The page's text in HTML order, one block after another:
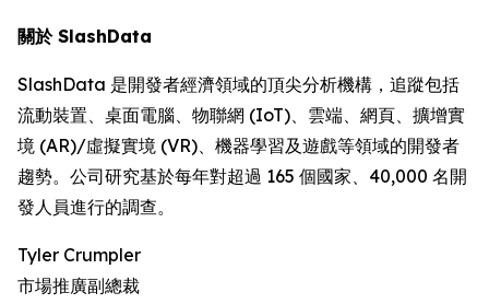
關於 SlashData
SlashData 是開發者經濟領域的頂尖分析機構，追蹤包括
流動裝置、桌面電腦、物聯網 (IoT)、雲端、網頁、擴增實
境 (AR)/虛擬實境 (VR)、機器學習及遊戲等領域的開發者
趨勢。公司研究基於每年對超過 165 個國家、40,000 名開
發人員進行的調查。
Tyler Crumpler
市場推廣副總裁